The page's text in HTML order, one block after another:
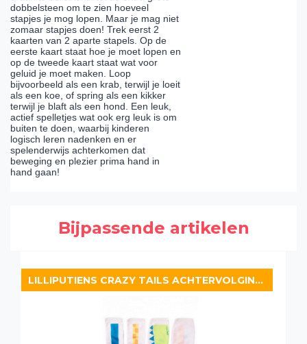
dobbelsteen om te zien hoeveel
stapjes je mog lopen. Maar je mag niet
zomaar stapjes doen! Trek eerst 2
kaarten van 2 aparte stapels. Op de
eerste kaart staat hoe je moet lopen en
op de tweede kaart staat wat voor
geluid je moet maken. Loop
bijvoorbeeld als een krab, terwijl je loeit
als een koe, of spring als een kikker
terwijl je blaft als een hond. Een leuk,
actief spelletjes wat ook erg leuk is om
buiten te doen, waarbij kinderen
logisch leren nadenken en er
spelenderwijs achterkomen dat
beweging en plezier prima hand in
hand gaan!
Bijpassende artikelen
LILLIPUTIENS CRAZY TAILS ACHTERVOLGINGSSPEL